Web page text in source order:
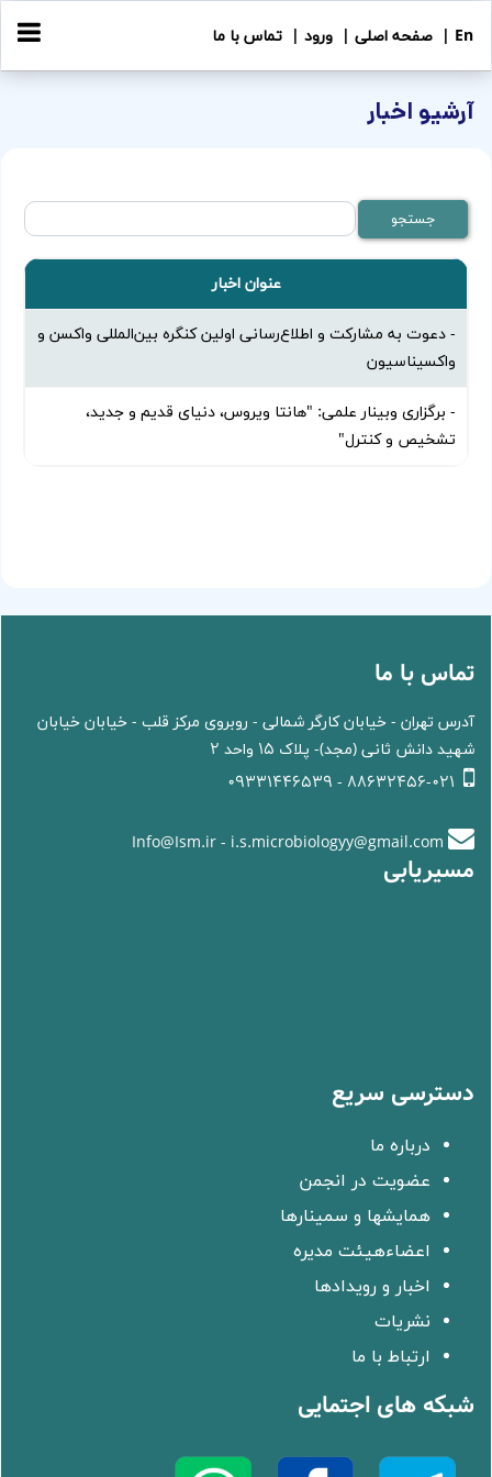
En | صفحه اصلی | ورود | تماس با ما
آرشیو اخبار
عنوان اخبار
- دعوت به مشارکت و اطلاع‌رسانی اولین کنگره بین‌المللی واکسن و
واکسیناسیون
- برگزاری وبینار علمی: "هانتا ویروس، دنیای قدیم و جدید،
تشخیص و کنترل"
تماس با ما
آدرس تهران - خیابان کارگر شمالی - روبروی مرکز قلب - خیابان خیابان
شهید دانش ثانی (مجد)- پلاک 15 واحد 2
مسیریابی
دسترسی سریع
درباره ما
عضویت در انجمن
همایشها و سمینارها
اعضاءهیئت مدیره
اخبار و رویدادها
نشریات
ارتباط با ما
شبکه های اجتمایی